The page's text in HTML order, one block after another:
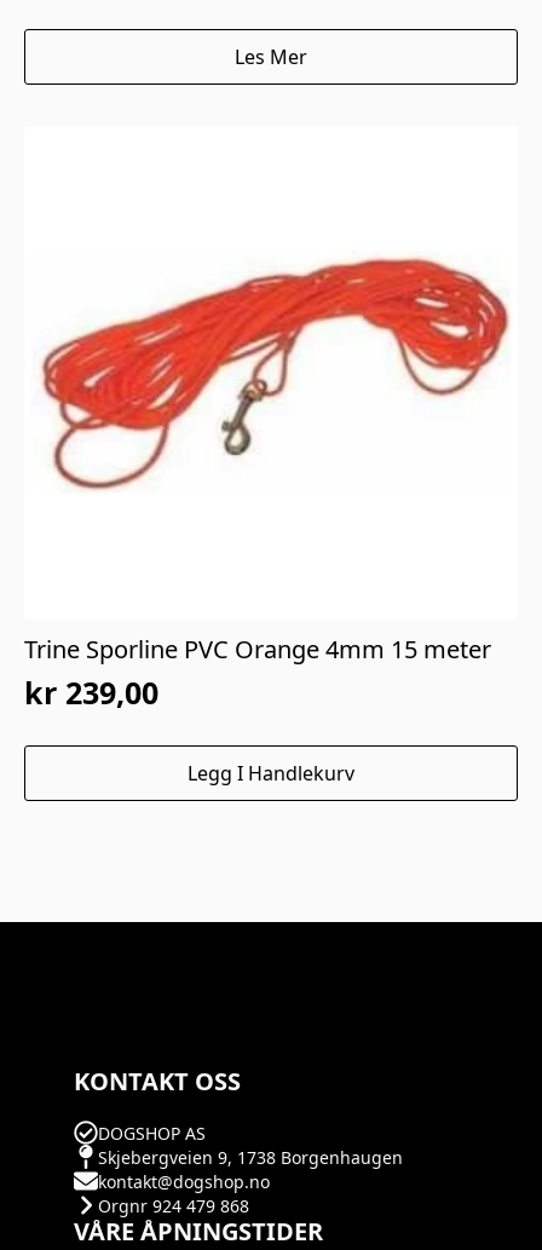
Les Mer
Trine Sporline PVC Orange 4mm 15 meter
kr 239,00
Legg I Handlekurv
KONTAKT OSS
DOGSHOP AS
Skjebergveien 9, 1738 Borgenhaugen
kontakt@dogshop.no
Orgnr 924 479 868
VÅRE ÅPNINGSTIDER